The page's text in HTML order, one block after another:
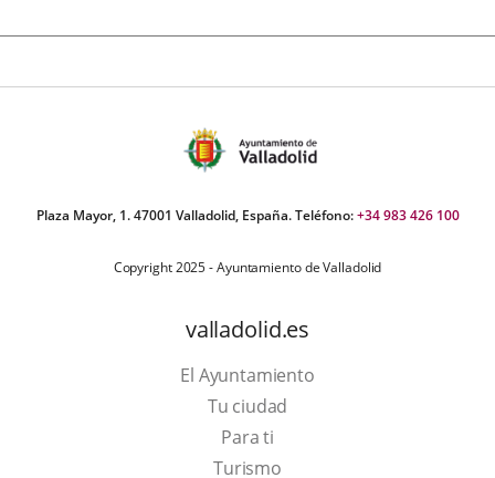
Plaza Mayor, 1. 47001 Valladolid, España. Teléfono:+34 983 426 100
Copyright 2025 - Ayuntamiento de Valladolid
valladolid.es
El Ayuntamiento
Tu ciudad
Para ti
TurismoEste